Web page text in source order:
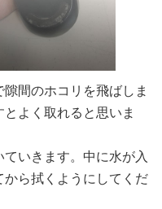
間のホコリを飛ばしま
よく取れると思いま
いきます。中に水が入
ら拭くようにしてくだ